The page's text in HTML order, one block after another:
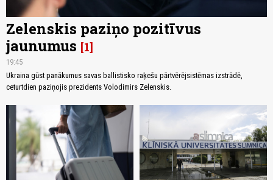
Zelenskis paziņo pozitīvus
jaunumus 1
19:45
Ukraina gūst panākumus savas ballistisko raķešu pārtvērējsistēmas izstrādē,
ceturtdien paziņojis prezidents Volodimirs Zelenskis.